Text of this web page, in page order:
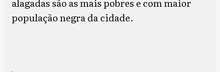
população negra da cidade.